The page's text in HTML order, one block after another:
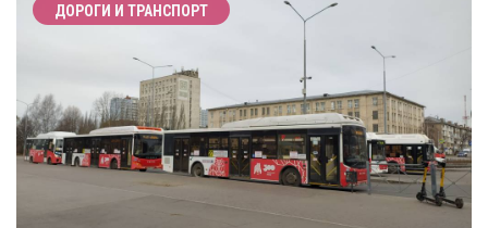
ДОРОГИ И ТРАНСПОРТ